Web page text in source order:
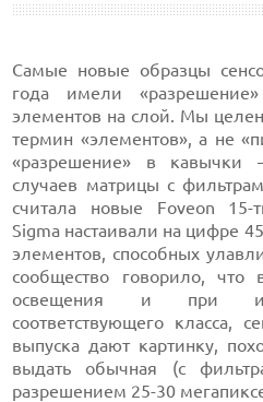
Самые новые образцы
года имели
элементов на слой. Мы
термин «элементов», а не
«разрешение» в кавычки
случаев матрицы с
считала новые Foveon 15-
Sigma настаивали на цифре
элементов, способных
сообщество говорило, что
освещения и при
соответствующего класса,
выпуска дают картинку,
выдать обычная (с
разрешением 25-30